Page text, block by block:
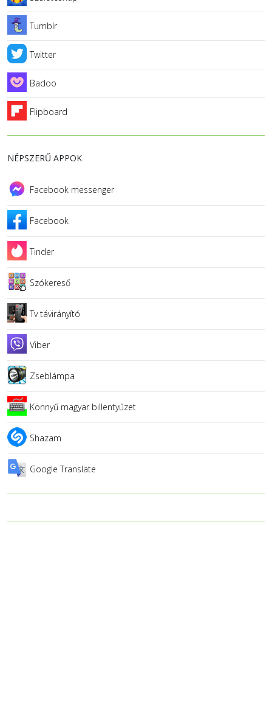
Tumblr
Twitter
Badoo
Flipboard
NÉPSZERŰ APPOK
Facebook messenger
Facebook
Tinder
Szókereső
Tv távirányító
Viber
Zseblámpa
Könnyű magyar billentyűzet
Shazam
Google Translate